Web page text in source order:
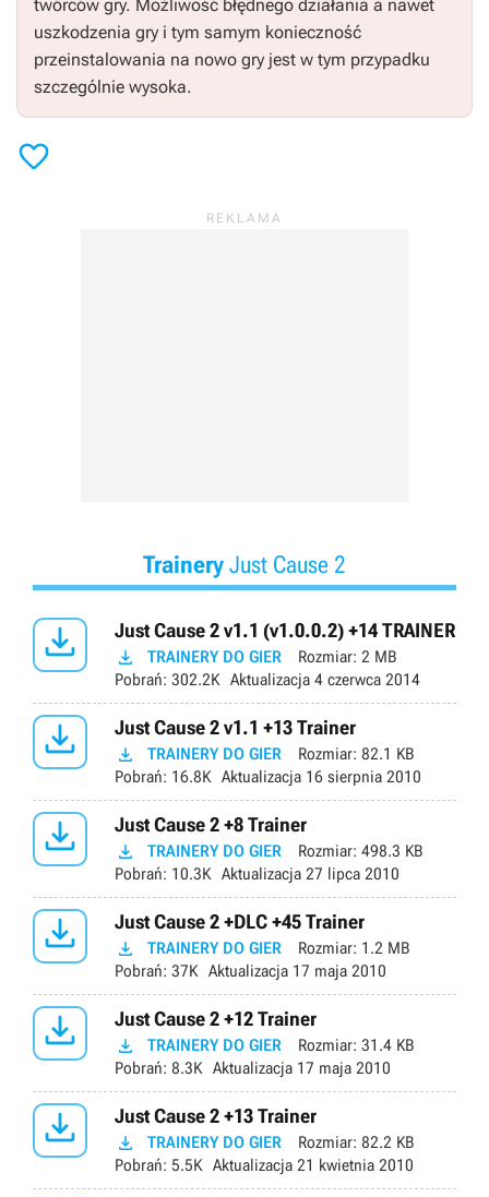
twórców gry. Możliwość błędnego działania a nawet
uszkodzenia gry i tym samym konieczność
przeinstalowania na nowo gry jest w tym przypadku
szczególnie wysoka.

Trainery Just Cause 2
 Just Cause 2 v1.1 (v1.0.0.2) +14 TRAINER
 TRAINERY DO GIER Rozmiar: 2 MB
Pobrań: 302.2K Aktualizacja 4 czerwca 2014
 Just Cause 2 v1.1 +13 Trainer
 TRAINERY DO GIER Rozmiar: 82.1 KB
Pobrań: 16.8K Aktualizacja 16 sierpnia 2010
 Just Cause 2 +8 Trainer
 TRAINERY DO GIER Rozmiar: 498.3 KB
Pobrań: 10.3K Aktualizacja 27 lipca 2010
 Just Cause 2 +DLC +45 Trainer
 TRAINERY DO GIER Rozmiar: 1.2 MB
Pobrań: 37K Aktualizacja 17 maja 2010
 Just Cause 2 +12 Trainer
 TRAINERY DO GIER Rozmiar: 31.4 KB
Pobrań: 8.3K Aktualizacja 17 maja 2010
 Just Cause 2 +13 Trainer
 TRAINERY DO GIER Rozmiar: 82.2 KB
Pobrań: 5.5K Aktualizacja 21 kwietnia 2010